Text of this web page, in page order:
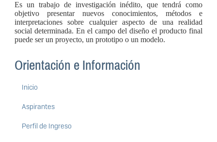
Es un trabajo de investigación inédito, que tendrá como
objetivo presentar nuevos conocimientos, métodos e
interpretaciones sobre cualquier aspecto de una realidad
social determinada. En el campo del diseño el producto final
puede ser un proyecto, un prototipo o un modelo.
Orientación e Información
Inicio
Aspirantes
Perfil de Ingreso